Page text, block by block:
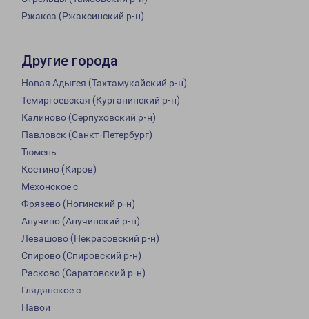
Ржакса (Ржаксинский р-н)
Другие города
Новая Адыгея (Тахтамукайский р-н)
Темиргоевская (Курганинский р-н)
Калиново (Серпуховский р-н)
Павловск (Санкт-Петербург)
Тюмень
Костино (Киров)
Мехонское с.
Фрязево (Ногинский р-н)
Анучино (Анучинский р-н)
Левашово (Некрасовский р-н)
Спирово (Спировский р-н)
Расково (Саратовский р-н)
Глядянское с.
Навои